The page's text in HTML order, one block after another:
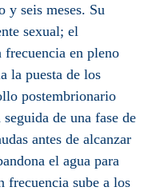
y seis meses. Su
sexual; el
frecuencia en pleno
la puesta de los
postembrionario
de una fase de
antes de alcanzar
el agua para
frecuencia sube a los